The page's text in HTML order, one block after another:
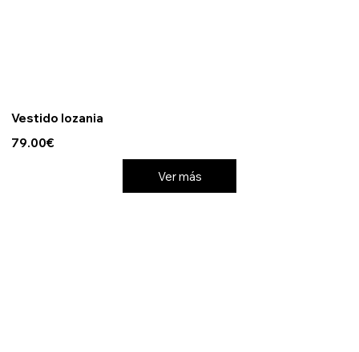
Vestido lozania
79.00€
Ver más